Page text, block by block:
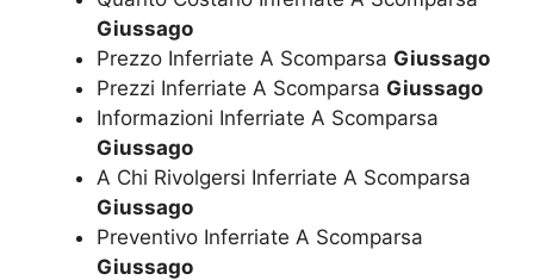
Giussago
Prezzo Inferriate A Scomparsa Giussago
Prezzi Inferriate A Scomparsa Giussago
Informazioni Inferriate A Scomparsa
Giussago
A Chi Rivolgersi Inferriate A Scomparsa
Giussago
Preventivo Inferriate A Scomparsa
Giussago